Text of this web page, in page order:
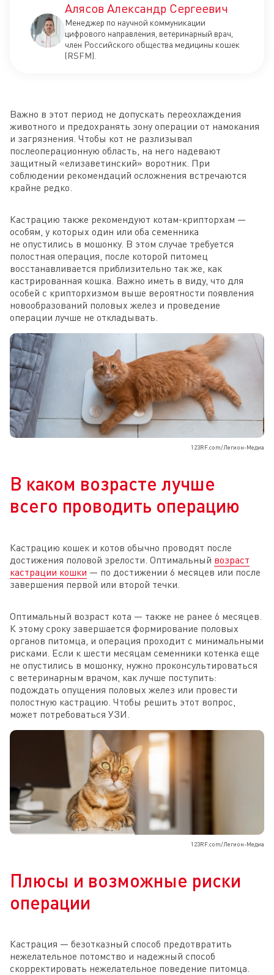
Алясов Александр Сергеевич
Менеджер по научной коммуникации
цифрового направления, ветеринарный врач,
член Российского общества медицины кошек
(RSFM).
Важно в этот период не допускать переохлаждения
животного и предохранять зону операции от намокания
и загрязнения. Чтобы кот не разлизывал
послеоперационную область, на него надевают
защитный «елизаветинский» воротник. При
соблюдении рекомендаций осложнения встречаются
крайне редко.
Кастрацию также рекомендуют котам-крипторхам —
особям, у которых один или оба семенника
не опустились в мошонку. В этом случае требуется
полостная операция, после которой питомец
восстанавливается приблизительно так же, как
кастрированная кошка. Важно иметь в виду, что для
особей с крипторхизмом выше вероятности появления
новообразований половых желез и проведение
операции лучше не откладывать.
123RF.com/Легион-Медиа
В каком возрасте лучше
всего проводить операцию
Кастрацию кошек и котов обычно проводят после
достижения половой зрелости. Оптимальный возраст
кастрации кошки — по достижении 6 месяцев или после
завершения первой или второй течки.
Оптимальный возраст кота — также не ранее 6 месяцев.
К этому сроку завершается формирование половых
органов питомца, и операция проходит с минимальными
рисками. Если к шести месяцам семенники котенка еще
не опустились в мошонку, нужно проконсультироваться
с ветеринарным врачом, как лучше поступить:
подождать опущения половых желез или провести
полостную кастрацию. Чтобы решить этот вопрос,
может потребоваться УЗИ.
123RF.com/Легион-Медиа
Плюсы и возможные риски
операции
Кастрация — безотказный способ предотвратить
нежелательное потомство и надежный способ
скорректировать нежелательное поведение питомца.